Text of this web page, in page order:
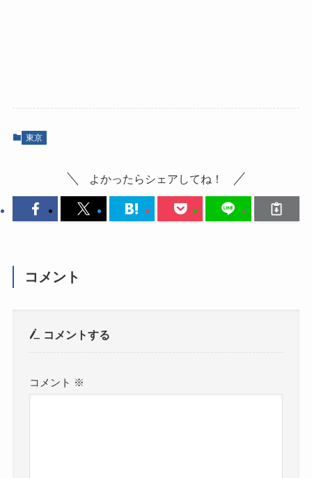
東京
よかったらシェアしてね！
コメント
コメントする
コメント ※